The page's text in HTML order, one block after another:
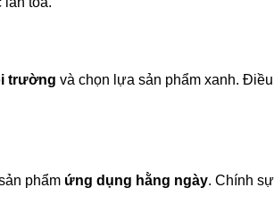
trường và chọn lựa sản phẩm xanh.
phẩm ứng dụng hằng ngày. Chính